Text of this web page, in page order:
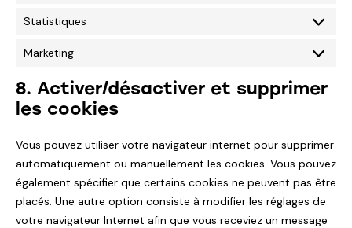
Statistiques
Marketing
8. Activer/désactiver et supprimer
les cookies
Vous pouvez utiliser votre navigateur internet pour supprimer
automatiquement ou manuellement les cookies. Vous pouvez
également spécifier que certains cookies ne peuvent pas être
placés. Une autre option consiste à modifier les réglages de
votre navigateur Internet afin que vous receviez un message